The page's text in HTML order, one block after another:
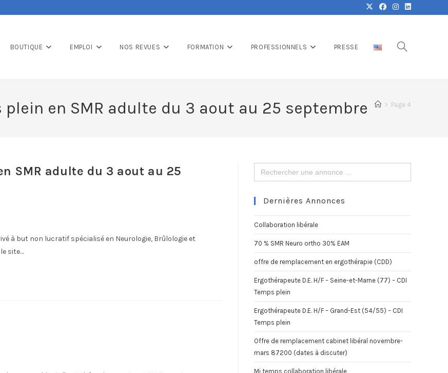
BOUTIQUE EMPLOI NOS REVUES FORMATION PROFESSIONNELS PRESSE
en SMR adulte du 3 aout au 25 septembre > Page 4
SMR adulte du 3 aout au 25
à but non lucratif spécialisé en Neurologie, Brûlologie et
site…
Search
for:
Dernières Annonces
Collaboration libérale
70 % SMR Neuro ortho 30% EAM
offre de remplacement en ergothérapie (CDD)
Ergothérapeute D.E. H/F – Seine-et-Marne (77) – CDI
Temps plein
Ergothérapeute D.E. H/F – Grand-Est (54/55) – CDI
Temps plein
Offre de remplacement cabinet libéral novembre-
mars 87200 (dates à discuter)
Mi temps collaboration libérale